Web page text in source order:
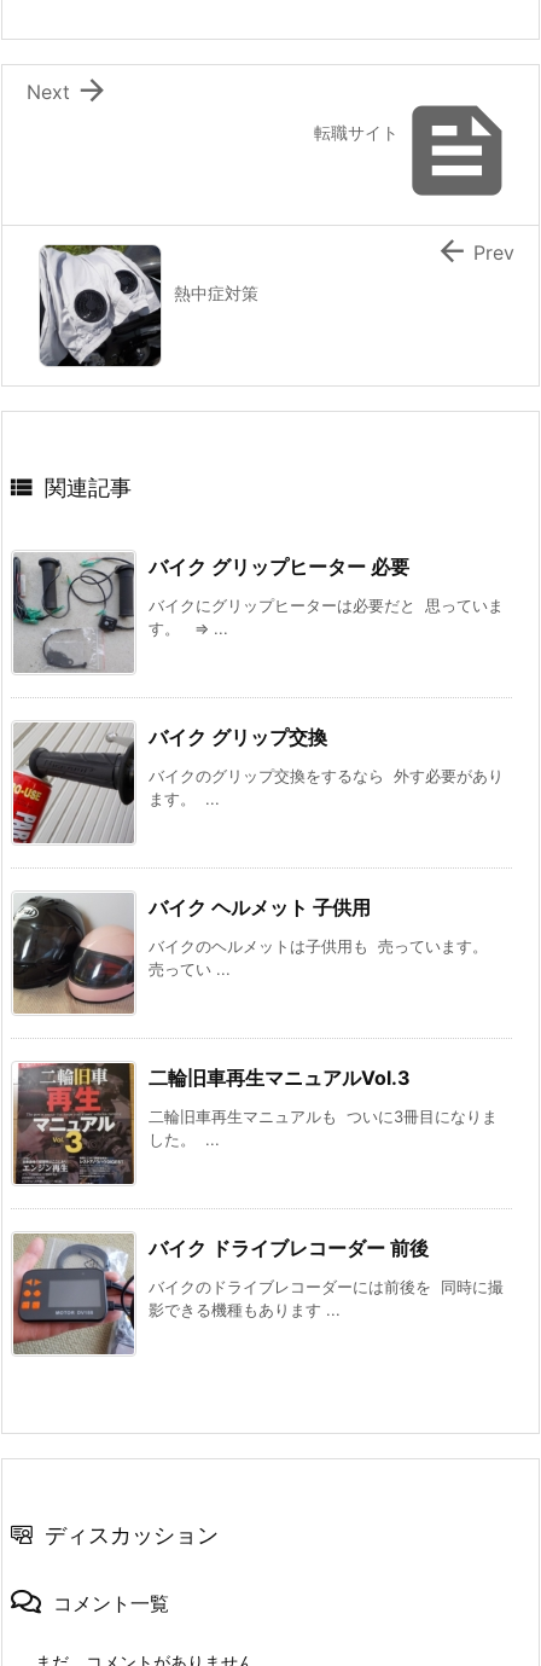

転職サイト

Next
熱中症対策
 Prev
 関連記事
バイク グリップヒーター 必要
バイクにグリップヒーターは必要だと 思っていま
す。 ⇒ ...
バイク グリップ交換
バイクのグリップ交換をするなら 外す必要があり
ます。 ...
バイク ヘルメット 子供用
バイクのヘルメットは子供用も 売っています。
売ってい ...
二輪旧車再生マニュアルVol.3
二輪旧車再生マニュアルも ついに3冊目になりま
した。 ...
バイク ドライブレコーダー 前後
バイクのドライブレコーダーには前後を 同時に撮
影できる機種もあります ...
ディスカッション
コメント一覧
まだ、コメントがありません